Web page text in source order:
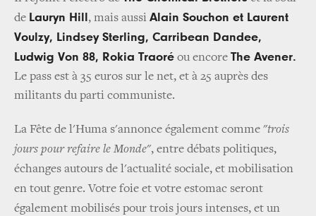
de Lauryn Hill , mais aussi Alain Souchon et Laurent
Voulzy, Lindsey Sterling, Carribean Dandee,
Ludwig Von 88, Rokia Traoré ou encore The Avener.
Le pass est à 35 euros sur le net, et à 25 auprès des
militants du parti communiste.
La Fête de l'Huma s'annonce également comme "trois
jours pour refaire le Monde", entre débats politiques,
échanges autours de l'actualité sociale, et mobilisation
en tout genre. Votre foie et votre estomac seront
également mobilisés pour trois jours intenses, et un